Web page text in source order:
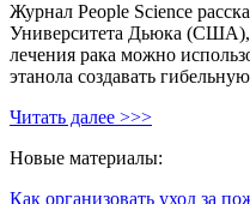
Журнал People Science
Университета Дьюка (США),
лечения рака можно
этанола создавать
Читать далее >>>
Новые материалы:
Как организовать уход за